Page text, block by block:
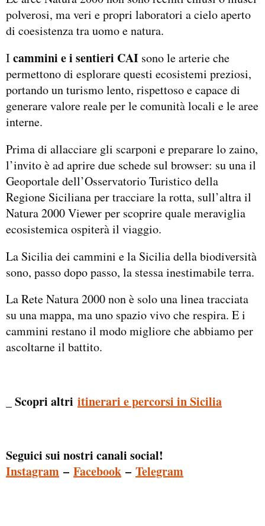
polverosi, ma veri e propri laboratori a cielo aperto
di coesistenza tra uomo e natura.
Icammini e i sentieri CAI sono le arterie che
permettono di esplorare questi ecosistemi preziosi,
portando un turismo lento, rispettoso e capace di
generare valore reale per le comunità locali e le aree
interne.
Prima di allacciare gli scarponi e preparare lo zaino,
l’invito è ad aprire due schede sul browser: su una il
Geoportale dell’Osservatorio Turistico della
Regione Siciliana per tracciare la rotta, sull’altra il
Natura 2000 Viewer per scoprire quale meraviglia
ecosistemica ospiterà il viaggio.
La Sicilia dei cammini e la Sicilia della biodiversità
sono, passo dopo passo, la stessa inestimabile terra.
La Rete Natura 2000 non è solo una linea tracciata
su una mappa, ma uno spazio vivo che respira. E i
cammini restano il modo migliore che abbiamo per
ascoltarne il battito.
_ Scopri altri itinerari e percorsi in Sicilia
Seguici sui nostri canali social!
Instagram – Facebook – Telegram